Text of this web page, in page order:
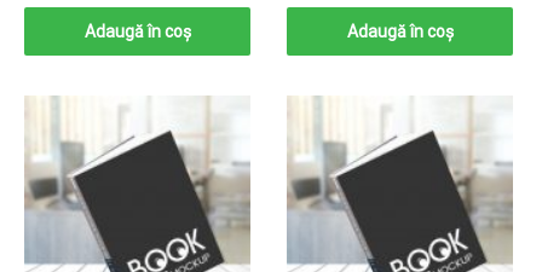
Adaugă în coș Adaugă în coș